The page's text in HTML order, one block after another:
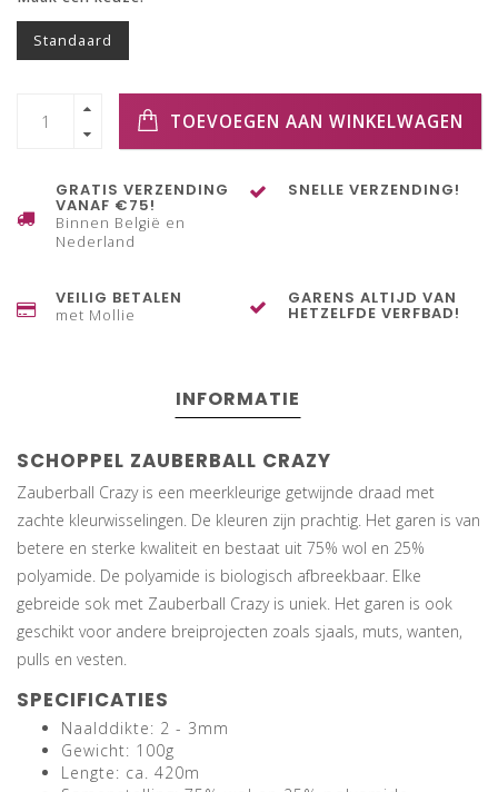
Standaard
TOEVOEGEN AAN WINKELWAGEN
GRATIS VERZENDING
VANAF €75!
Binnen België en
Nederland
SNELLE VERZENDING!
VEILIG BETALEN
met Mollie
GARENS ALTIJD VAN
HETZELFDE VERFBAD!
INFORMATIE
SCHOPPEL ZAUBERBALL CRAZY
Zauberball Crazy is een meerkleurige getwijnde draad met
zachte kleurwisselingen. De kleuren zijn prachtig. Het garen is van
betere en sterke kwaliteit en bestaat uit 75% wol en 25%
polyamide. De polyamide is biologisch afbreekbaar. Elke
gebreide sok met Zauberball Crazy is uniek. Het garen is ook
geschikt voor andere breiprojecten zoals sjaals, muts, wanten,
pulls en vesten.
SPECIFICATIES
Naalddikte: 2 - 3mm
Gewicht: 100g
Lengte: ca. 420m